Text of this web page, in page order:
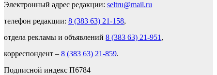
Электронный адрес редакции: seltru@mail.ru
телефон редакции: 8 (383 63) 21-158,
отдела рекламы и объявлений 8 (383 63) 21-951 ,
корреспондент – 8 (383 63) 21-859.
Подписной индекс П6784